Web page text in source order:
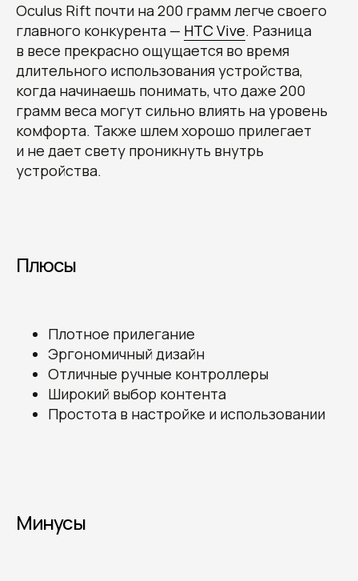
Oculus Rift почти на 200 грамм легче своего
главного конкурента — HTC Vive. Разница
в весе прекрасно ощущается во время
длительного использования устройства,
когда начинаешь понимать, что даже 200
грамм веса могут сильно влиять на уровень
комфорта. Также шлем хорошо прилегает
и не дает свету проникнуть внутрь
устройства.
Плюсы
Плотное прилегание
Эргономичный дизайн
Отличные ручные контроллеры
Широкий выбор контента
Простота в настройке и использовании
Минусы